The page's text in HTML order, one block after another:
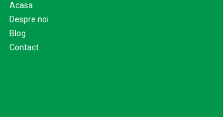
Acasa
Despre noi
Blog
Contact